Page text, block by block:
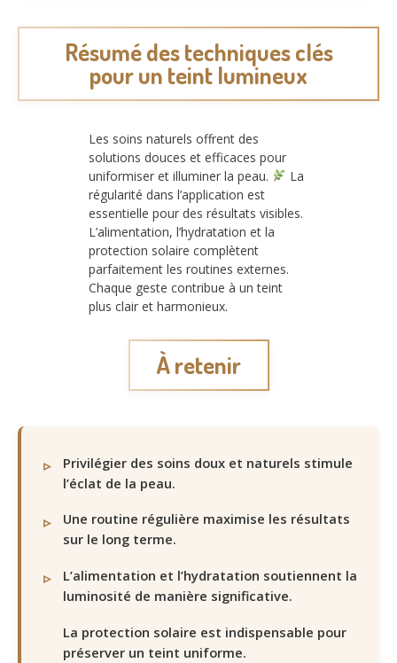
Résumé des techniques clés
pour un teint lumineux
Les soins naturels offrent des
solutions douces et efficaces pour
uniformiser et illuminer la peau.
La
régularité dans l’application est
essentielle pour des résultats visibles.
L’alimentation, l’hydratation et la
protection solaire complètent
parfaitement les routines externes.
Chaque geste contribue à un teint
plus clair et harmonieux.
À retenir
Privilégier des soins doux et naturels stimule
l’éclat de la peau.
Une routine régulière maximise les résultats
sur le long terme.
L’alimentation et l’hydratation soutiennent la
luminosité de manière significative.
La protection solaire est indispensable pour
préserver un teint uniforme.